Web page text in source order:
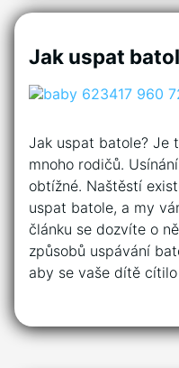
Jak uspat
Jak uspat batole? Je
mnoho rodičů.
obtížné. Naštěstí
uspat batole, a my
článku se dozvíte o
způsobů uspávání
aby se vaše dítě